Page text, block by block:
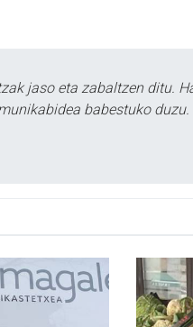
jaso eta zabaltzen ditu.
babestuko duzu.